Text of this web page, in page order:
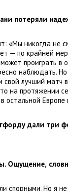
потеряли
«Мы никогда не
— по крайней
проиграть в
наблюдать.
лучший матч
на протяжении
остальной
дали три
Ощущение,
спорными. Но я